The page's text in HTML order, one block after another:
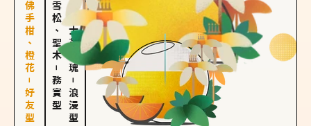
佛手柑、橙花－好友型 雪松、聖木
－
務實型
大馬士革玫瑰
－
浪漫型